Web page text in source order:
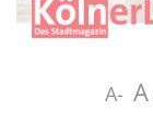
A- A